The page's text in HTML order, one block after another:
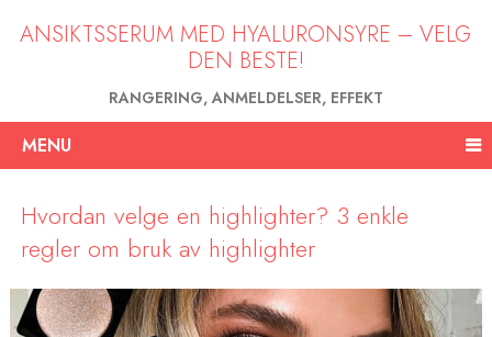
ANSIKTSSERUM MED HYALURONSYRE – VELG
DEN BESTE!
RANGERING, ANMELDELSER, EFFEKT
MENU
Hvordan velge en highlighter? 3 enkle
regler om bruk av highlighter